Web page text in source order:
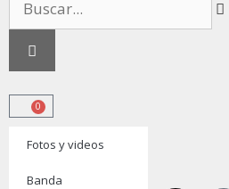
0
Fotos y videos
Banda
ENTRADAS